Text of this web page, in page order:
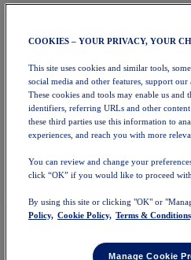
COOKIES – YOUR PRIVACY, YOUR
This site uses cookies and similar tools,
social media and other features, support
These cookies and tools may enable us and
identifiers, referring URLs and other
these third parties use this information to
experiences, and reach you with more
You can review and change your
click “OK” if you would like to proceed
By using this site or clicking "OK" or
Policy, Cookie Policy, Terms &
Manage Cookie